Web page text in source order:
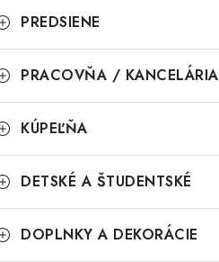
PREDSIENE
PRACOVŇA / KANCELÁRIA
KÚPEĽŇA
DETSKÉ A ŠTUDENTSKÉ
DOPLNKY A DEKORÁCIE